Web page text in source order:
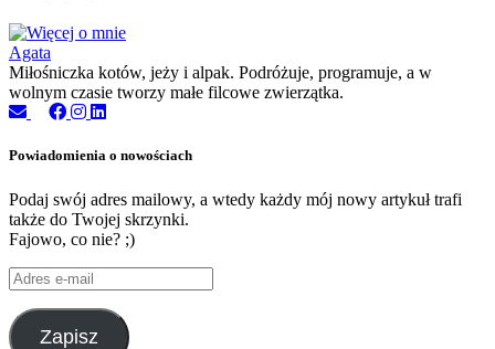
Agata
Miłośniczka kotów, jeży i alpak. Podróżuje, programuje, a w
wolnym czasie tworzy małe filcowe zwierzątka.
Powiadomienia o nowościach
Podaj swój adres mailowy, a wtedy każdy mój nowy artykuł trafi
także do Twojej skrzynki.
Fajowo, co nie? ;)
Adres
e-
mail
Zapisz